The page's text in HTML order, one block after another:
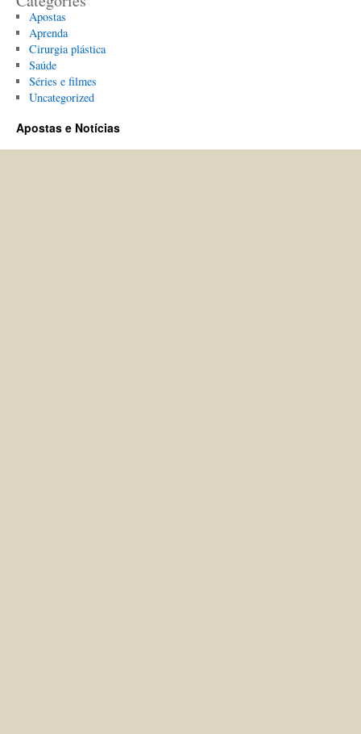
Apostas
Aprenda
Cirurgia plástica
Saúde
Séries e filmes
Uncategorized
Apostas e Notícias